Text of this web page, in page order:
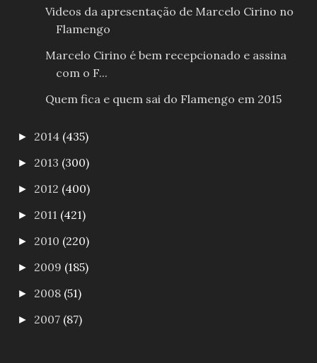
Videos da apresentação de Marcelo Cirino no
Flamengo
Marcelo Cirino é bem recepcionado e assina
com o F...
Quem fica e quem sai do Flamengo em 2015
► 2014 (435)
► 2013 (300)
► 2012 (400)
► 2011 (421)
► 2010 (220)
► 2009 (185)
► 2008 (51)
► 2007 (87)